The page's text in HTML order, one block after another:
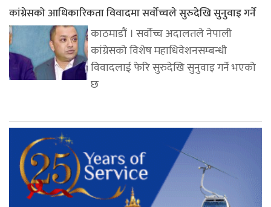
कांग्रेसको आधिकारिकता विवादमा सर्वोच्चले सुरुदेखि सुनुवाइ गर्ने
काठमाडौं । सर्वोच्च अदालतले नेपाली
कांग्रेसको विशेष महाधिवेशनसम्बन्धी
विवादलाई फेरि सुरुदेखि सुनुवाइ गर्ने भएको
छ